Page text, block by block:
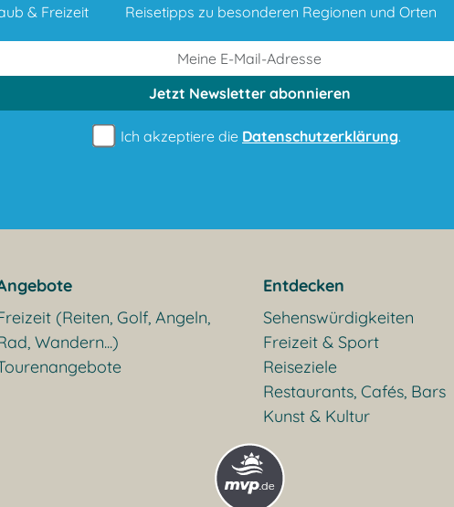
& Freizeit
Reisetipps zu besonderen Regionen und Orten
Jetzt Newsletterabonnieren
Ich akzeptiere die Datenschutzerklärung.
(Reiten, Golf, Angeln,
Wandern...)
Entdecken
Sehenswürdigkeiten
Freizeit & Sport
Reiseziele
Restaurants, Cafés, Bars
Kunst & Kultur